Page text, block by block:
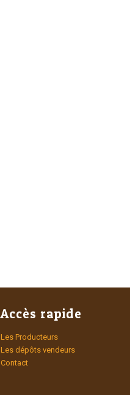
Accès rapide
Les Producteurs
Les dépôts vendeurs
Contact